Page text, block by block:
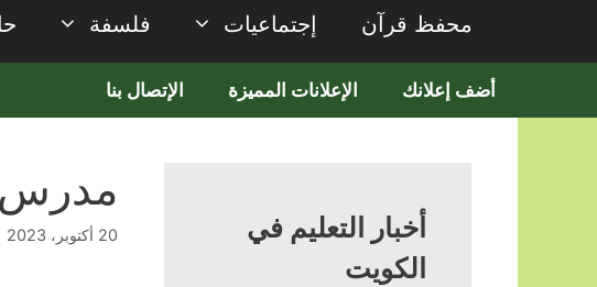
محفظ قرآن إجتماعيات فلسفة
أضف إعلانك الإعلانات المميزة الإتصال بنا
مدرس
20 أكتوبر، 2023
أخبار التعليم في
الكويت